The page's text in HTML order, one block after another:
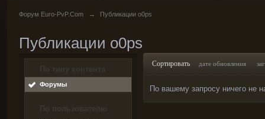
Форум Euro-PvP.Com → Публикации o0ps
Публикации o0ps
По типу контента
Форумы
По пользователю
Сортировать дате обновления
По вашему запросу ничего не